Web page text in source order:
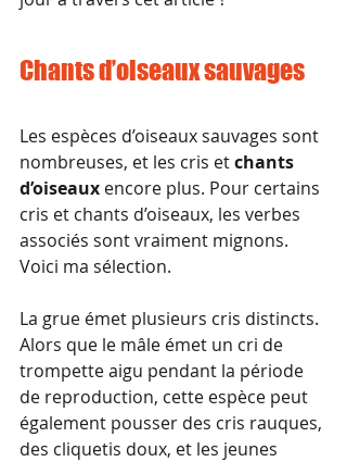
Chants d’oiseaux sauvages
Les espèces d’oiseaux sauvages sont
nombreuses, et les cris et chants
d’oiseaux encore plus. Pour certains
cris et chants d’oiseaux, les verbes
associés sont vraiment mignons.
Voici ma sélection.
La grue émet plusieurs cris distincts.
Alors que le mâle émet un cri de
trompette aigu pendant la période
de reproduction, cette espèce peut
également pousser des cris rauques,
des cliquetis doux, et les jeunes